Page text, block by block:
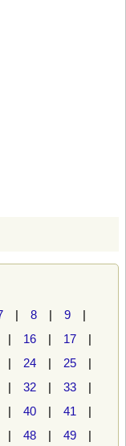
| 8 | 9 |
| 16 | 17 |
| 24 | 25 |
| 32 | 33 |
| 40 | 41 |
| 48 | 49 |